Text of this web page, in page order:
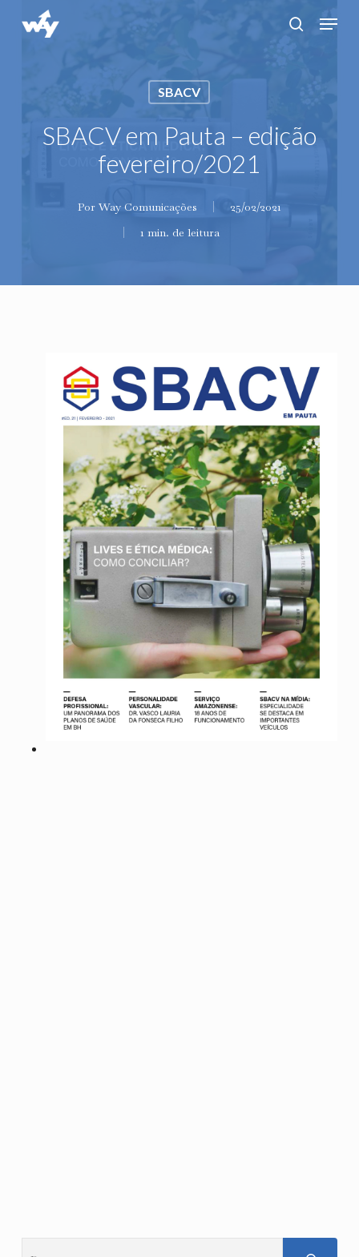
search
Menu
SBACV
SBACV em Pauta – edição
fevereiro/2021
Por Way Comunicações
25/02/2021
1 min. de leitura